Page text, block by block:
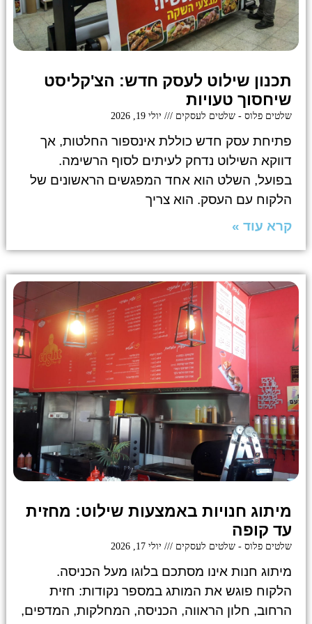
תכנון שילוט לעסק חדש: הצ'קליסט
שיחסוך טעויות
שלטים פלוס - שלטים לעסקים יולי 19, 2026
פתיחת עסק חדש כוללת אינספור החלטות, אך
דווקא השילוט נדחק לעיתים לסוף הרשימה.
בפועל, השלט הוא אחד המפגשים הראשונים של
הלקוח עם העסק. הוא צריך
קרא עוד »
מיתוג חנויות באמצעות שילוט: מחזית
עד קופה
שלטים פלוס - שלטים לעסקים יולי 17, 2026
מיתוג חנות אינו מסתכם בלוגו מעל הכניסה.
הלקוח פוגש את המותג במספר נקודות: חזית
הרחוב, חלון הראווה, הכניסה, המחלקות, המדפים,